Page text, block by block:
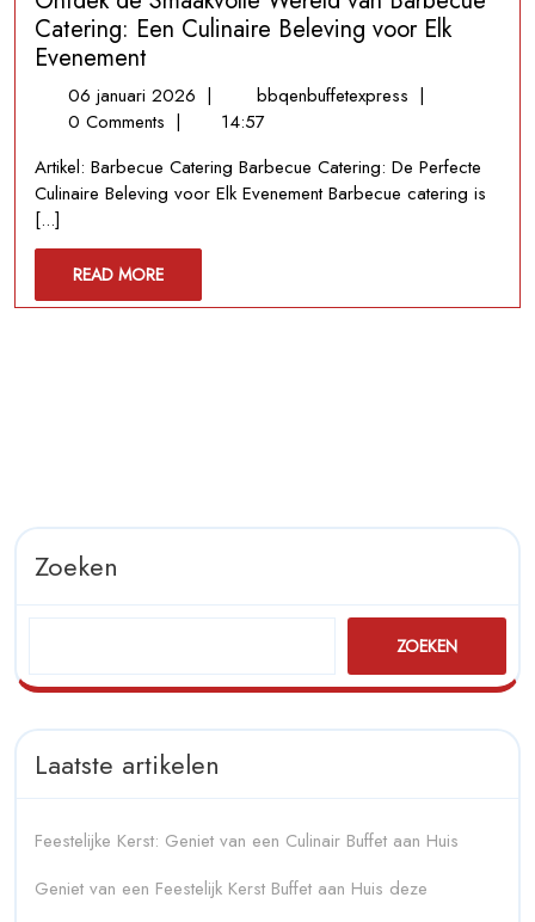
Catering: Een Culinaire Beleving voor Elk
Evenement
06 januari 2026 06
januari
| bbqenbuffetexpress Ontdek
Wereld
van
Culinaire
|
0 Comments |
14:57
Artikel: Barbecue Catering Barbecue Catering: De Perfecte
Culinaire Beleving voor Elk Evenement Barbecue catering is
[...]
READ MOREREAD
MORE
Zoeken
ZOEKEN
Laatste artikelen
Feestelijke Kerst: Geniet van een Culinair Buffet aan Huis
Geniet van een Feestelijk Kerst Buffet aan Huis deze